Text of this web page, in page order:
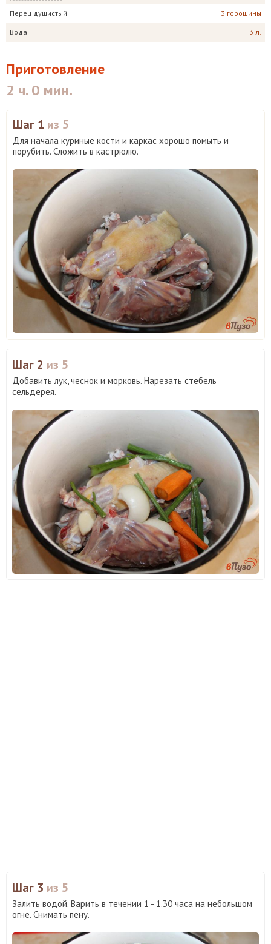
Перец душистый 3 горошины
Вода 3 л.
Приготовление
2 ч. 0 мин.
Шаг 1 из 5
Для начала куриные кости и каркас хорошо помыть и
порубить. Сложить в кастрюлю.
Шаг 2 из 5
Добавить лук, чеснок и морковь. Нарезать стебель
сельдерея.
Шаг 3 из 5
Залить водой. Варить в течении 1 - 1.30 часа на небольшом
огне. Снимать пену.